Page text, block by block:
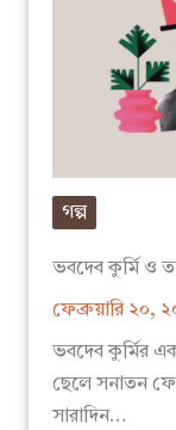
গল্প
ফেব্রুয়ারি ২০,
ভবদেব কুর্মির
ছেলে সনাতন
সারাদিন…